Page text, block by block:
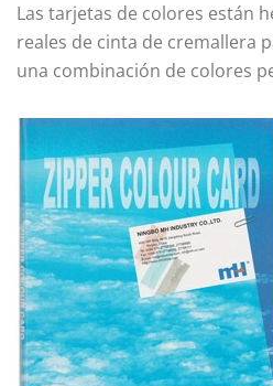
Las tarjetas de colores están
reales de cinta de cremallera
una combinación de colores